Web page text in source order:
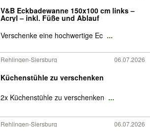
V&B Eckbadewanne 150x100 cm links –
Acryl – inkl. Füße und Ablauf
Verschenke eine hochwertige Ec ...
Rehlingen-Siersburg 06.07.2026
Küchenstühle zu verschenken
2x Küchenstühle zu verschenken ...
Rehlingen-Siersburg 06.07.2026